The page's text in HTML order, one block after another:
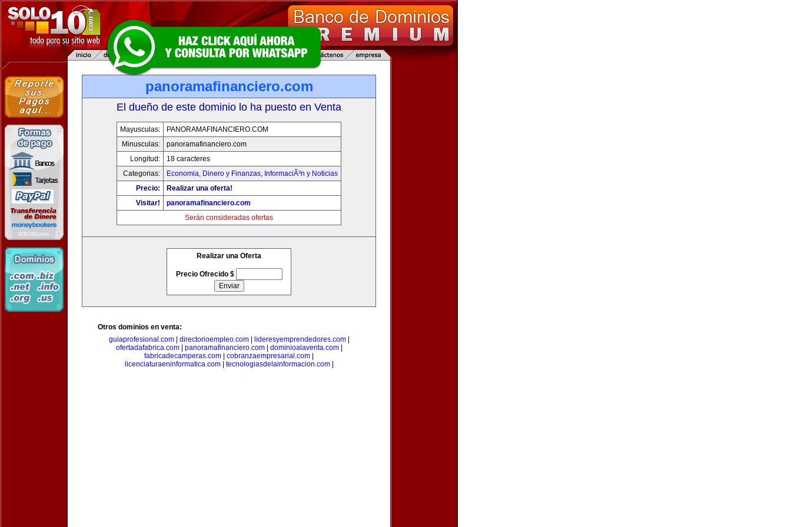
panoramafinanciero.com
El dueño de este dominio lo ha puesto en Venta
Mayusculas:
PANORAMAFINANCIERO.COM
Minusculas:
panoramafinanciero.com
Longitud:
18 caracteres
Categorias:
Economia, Dinero y Finanzas, InformaciÃ³n y Noticias
Precio:
Realizar una oferta!
Visitar!
panoramafinanciero.com
Serán consideradas ofertas
Realizar una Oferta
Precio Ofrecido $
Otros dominios en venta:
guiaprofesional.com| directorioempleo.com| lideresyemprendedores.com|
ofertadafabrica.com| panoramafinanciero.com| dominioalaventa.com|
fabricadecamperas.com
cobranzaempresarial.com
licenciaturaeninformatica.com| tecnologiasdelainformacion.com|